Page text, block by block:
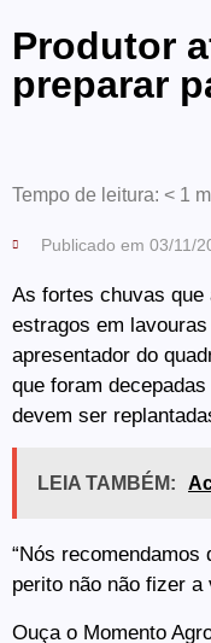
Produtor
preparar
Tempo de leitura: < 1
Publicado em 03/11/
As fortes chuvas que
estragos em
apresentador do
que foram
devem ser
LEIA TAMBÉM:
“Nós recomendamos
perito não não fizer
Ouça o Momento